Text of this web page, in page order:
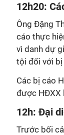
12h20:
Ông Đặng
cáo thực
vì danh dự
tội đối với
Các bị cáo
được HĐXX
12h: Đại
Trước bối